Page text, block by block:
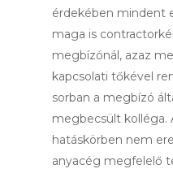
érdekében mindent
maga is
megbízónál, azaz
kapcsolati tőkével
sorban a megbízó
megbecsült kolléga.
hatáskörben nem
anyacég megfelelő